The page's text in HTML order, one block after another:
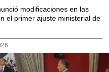
modificaciones en las
el primer ajuste ministerial de